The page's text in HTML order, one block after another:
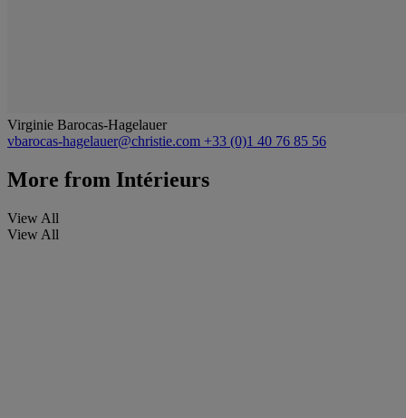
Virginie Barocas-Hagelauer
vbarocas-hagelauer@christie.com +33 (0)1 40 76 85 56
More from Intérieurs
View All
View All